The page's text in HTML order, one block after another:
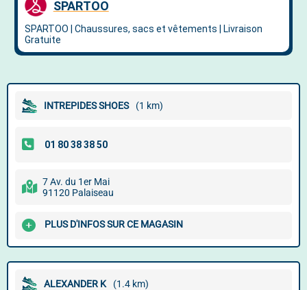
INTREPIDES SHOES (1 km)
7 Av. du 1er Mai
91120 Palaiseau
PLUS D'INFOS SUR CE MAGASIN
ALEXANDER K (1.4 km)